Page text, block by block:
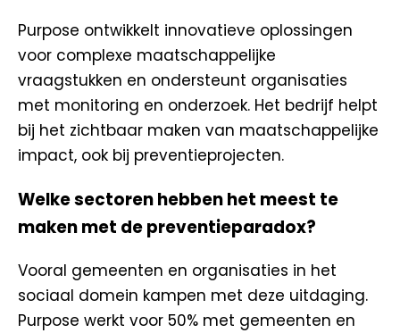
Purpose ontwikkelt innovatieve oplossingen
voor complexe maatschappelijke
vraagstukken en ondersteunt organisaties
met monitoring en onderzoek. Het bedrijf helpt
bij het zichtbaar maken van maatschappelijke
impact, ook bij preventieprojecten.
Welke sectoren hebben het meest te
maken met de preventieparadox?
Vooral gemeenten en organisaties in het
sociaal domein kampen met deze uitdaging.
Purpose werkt voor 50% met gemeenten en